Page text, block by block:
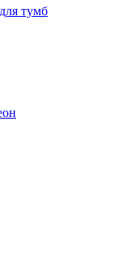
тумб